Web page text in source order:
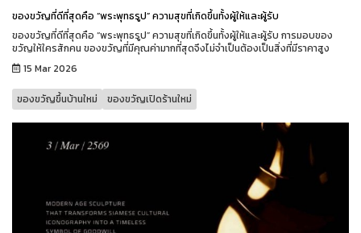
ของขวัญที่ดีที่สุดคือ “พระพุทธรูป” ความสุขที่เกิดขึ้นทั้งผู้ให้และผู้รับ
ของขวัญที่ดีที่สุดคือ “พระพุทธรูป” ความสุขที่เกิดขึ้นทั้งผู้ให้และผู้รับ การมอบของ
ขวัญให้ใครสักคน ของขวัญที่มีคุณค่ามากที่สุดจึงไม่จำเป็นต้องเป็นสิ่งที่มีราคาสูง
15 Mar 2026
ของขวัญขึ้นบ้านใหม่ ของขวัญเปิดร้านใหม่